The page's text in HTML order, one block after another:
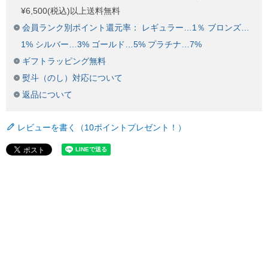
¥6,500(税込)以上送料無料
会員ランク別ポイント還元率： レギュラー…1％ ブロンズ…
1% シルバー…3% ゴールド…5% プラチナ…7%
ギフトラッピング無料
熨斗（のし）対応について
返品について
レビューを書く（10ポイントプレゼント！）